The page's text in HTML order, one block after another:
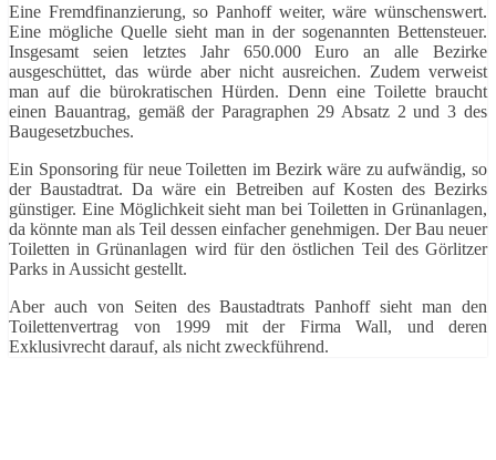
Eine Fremdfinanzierung, so Panhoff weiter, wäre wünschenswert.
Eine mögliche Quelle sieht man in der sogenannten Bettensteuer.
Insgesamt seien letztes Jahr 650.000 Euro an alle Bezirke
ausgeschüttet, das würde aber nicht ausreichen. Zudem verweist
man auf die bürokratischen Hürden. Denn eine Toilette braucht
einen Bauantrag, gemäß der Paragraphen 29 Absatz 2 und 3 des
Baugesetzbuches.
Ein Sponsoring für neue Toiletten im Bezirk wäre zu aufwändig, so
der Baustadtrat. Da wäre ein Betreiben auf Kosten des Bezirks
günstiger. Eine Möglichkeit sieht man bei Toiletten in Grünanlagen,
da könnte man als Teil dessen einfacher genehmigen. Der Bau neuer
Toiletten in Grünanlagen wird für den östlichen Teil des Görlitzer
Parks in Aussicht gestellt.
Aber auch von Seiten des Baustadtrats Panhoff sieht man den
Toilettenvertrag von 1999 mit der Firma Wall, und deren
Exklusivrecht darauf, als nicht zweckführend.